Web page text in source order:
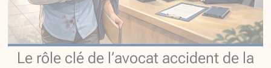
Le rôle clé de l’avocat accident de la